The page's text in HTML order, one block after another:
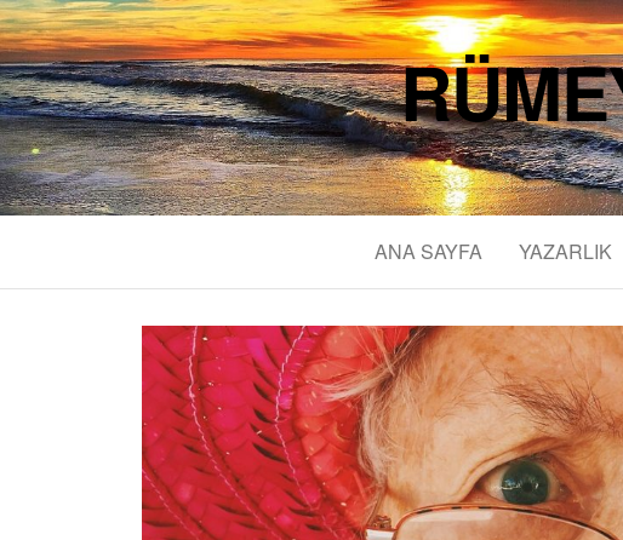
ANA SAYFA YAZARLIK